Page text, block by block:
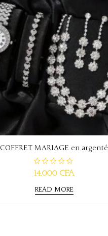
COFFRET MARIAGE en argenté
R
a
e
d
14.000 CFA
READ MORE